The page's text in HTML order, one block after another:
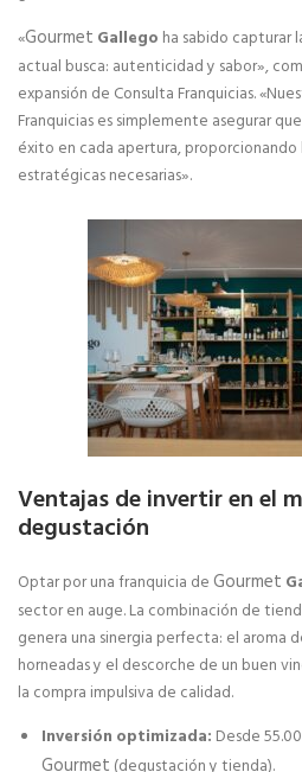
«Gourmet Gallego ha sabido capturar
actual busca: autenticidad y sabor»,
expansión de Consulta Franquicias.
Franquicias es simplemente asegurar
éxito en cada apertura, proporcionando
estratégicas necesarias».
Ventajas de invertir en el
degustación
Optar por una franquicia deGourmet
sector en auge. La combinación de
genera una sinergia perfecta: el aroma
horneadas y el descorche de un buen
la compra impulsiva de calidad.
Inversión optimizada: Desde
Gourmet (degustación y tienda).